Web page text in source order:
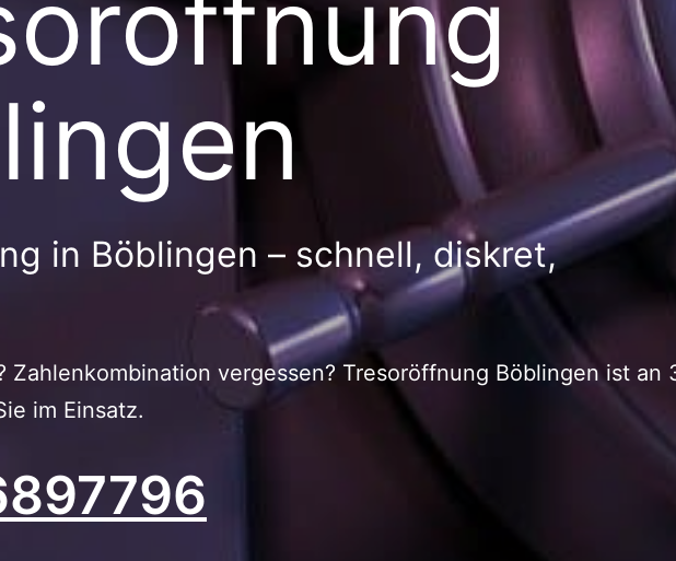
in Böblingen – schnell, diskret,
Zahlenkombination vergessen? Tresoröffnung Böblingen ist an
im Einsatz.